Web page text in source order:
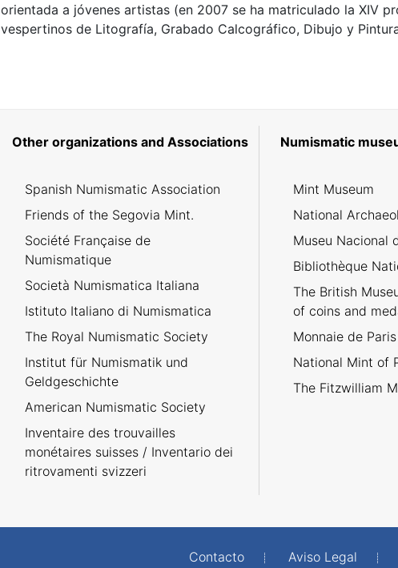
orientada a jóvenes artistas (en 2007 se ha matriculado la XIV
vespertinos de Litografía, Grabado Calcográfico, Dibujo y
Other organizations and Associations
Spanish Numismatic Association
Friends of the Segovia Mint.
Société Française de
Numismatique
Società Numismatica Italiana
Istituto Italiano di Numismatica
The Royal Numismatic Society
Institut für Numismatik und
Geldgeschichte
American Numismatic Society
Inventaire des trouvailles
monétaires suisses / Inventario dei
ritrovamenti svizzeri
Numismatic
Mint Museum
National
Museu Nacional
Bibliothèque
The British
of coins and
Monnaie de Paris
National Mint of
The Fitzwilliam
Contacto Aviso Legal